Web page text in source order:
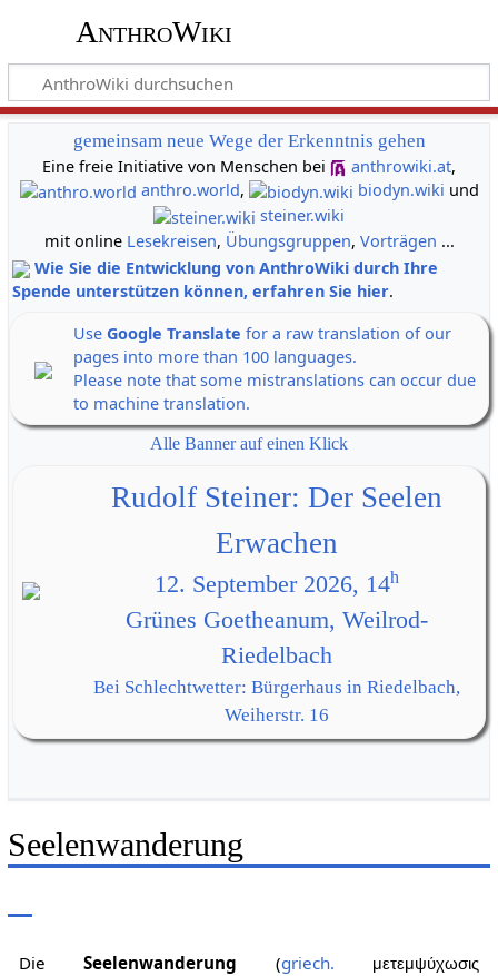
AnthroWiki
gemeinsam neue Wege der Erkenntnis gehen
Eine freie Initiative von Menschen bei
anthrowiki.at,
anthro.world, biodyn.wiki und
steiner.wiki
mit online Lesekreisen, Übungsgruppen, Vorträgen ...
Wie Sie die Entwicklung von AnthroWiki durch Ihre
Spende unterstützen können, erfahren Sie hier.
Use Google Translate for a raw translation of our
pages into more than 100 languages.
Please note that some mistranslations can occur due
to machine translation.
Alle Banner auf einen Klick
Rudolf Steiner: Der Seelen
Erwachen
12. September 2026, 14h
Grünes Goetheanum, Weilrod-
Riedelbach
Bei Schlechtwetter: Bürgerhaus in Riedelbach,
Weiherstr. 16
Seelenwanderung
DieSeelenwanderung (griech. μετεμψύχωσις